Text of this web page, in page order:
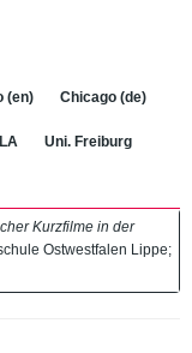
(en) Chicago (de)
Uni. Freiburg
Kurzfilme in der
Ostwestfalen Lippe;